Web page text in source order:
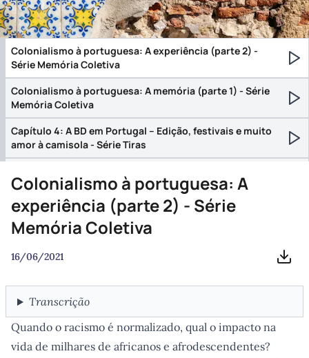
Colonialismo à portuguesa: A experiência (parte 2) -
Série Memória Coletiva
Colonialismo à portuguesa: A memória (parte 1) - Série
Memória Coletiva
Capítulo 4: A BD em Portugal – Edição, festivais e muito
amor à camisola - Série Tiras
Tiras
Capítulo 2: Argumento, traço e cor - Série Tiras
Capítulo 1: Vinhetas, tiras e pranchas - Série Tiras
Tiras: Guia de iniciação à BD - Trailer
Guardando a história da web
Colonialismo à portuguesa: A
experiência (parte 2) - Série
Memória Coletiva
16/06/2021
Transcrição
Quando o racismo é normalizado, qual o impacto na
vida de milhares de africanos e afrodescendentes?